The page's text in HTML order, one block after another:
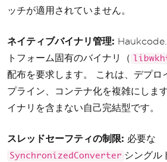
ッチが適用されていません。
ネイティブバイナリ管理:
トフォーム固有のバイナリ（
配布を要求します。 これは、デプロ
プライン、コンテナ化を複雑にしま
イナリを含まない自己完結型です。
スレッドセーフティの制限: 必要な
SynchronizedConverter シングル